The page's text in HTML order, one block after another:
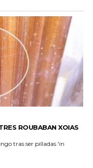
ROUBABAN XOIAS
tras ser pilladas 'in